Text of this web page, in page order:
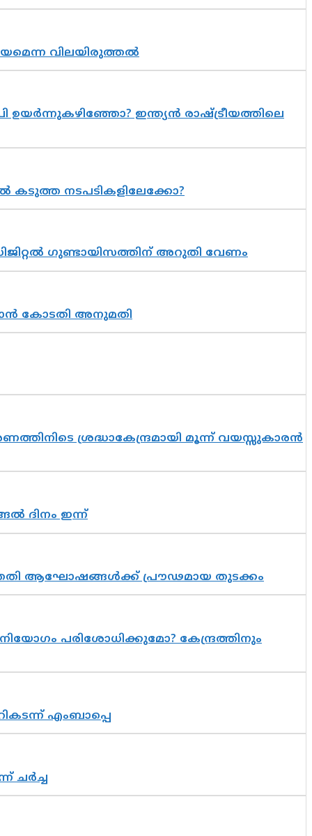
വിലയിരുത്തൽ
ഉയർന്നുകഴിഞ്ഞോ? ഇന്ത്യൻ രാഷ്ട്രീയത്തിലെ
നടപടികളിലേക്കോ?
ഗുണ്ടായിസത്തിന് അറുതി വേണം
കോടതി അനുമതി
ശ്രദ്ധാകേന്ദ്രമായി മൂന്ന് വയസ്സുകാരൻ
ദിനം ഇന്ന്
ആഘോഷങ്ങൾക്ക് പ്രൗഢമായ തുടക്കം
പരിശോധിക്കുമോ? കേന്ദ്രത്തിനും
എംബാപ്പെ
ചർച്ച